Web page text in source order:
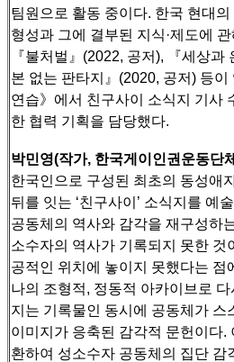
팀원으로 활동 중이다. 한국 현대의
형성과 그에 결부된 지식·제도에
『불처벌』(2022, 공저), 『세상과
본 없는 판타지』(2020, 공저) 등이
연습》에서 친구사이 소식지 기사
한 협력 기획을 담당했다.
박민영(작가, 한국게이인권운동단
한국인으로 구성된 최초의 동성애
뒤를 잇는 ‘친구사이’ 소식지를 예
공동체의 역사와 감각을 재구성하
소수자의 역사가 기록되지 못한 것
공적인 위치에 놓이지 못했다는 점
나의 조형적, 정동적 아카이브로
지는 기록물인 동시에 공동체가 스
이미지가 응축된 감각적 문헌이다.
환하여 성소수자 공동체의 집단 감